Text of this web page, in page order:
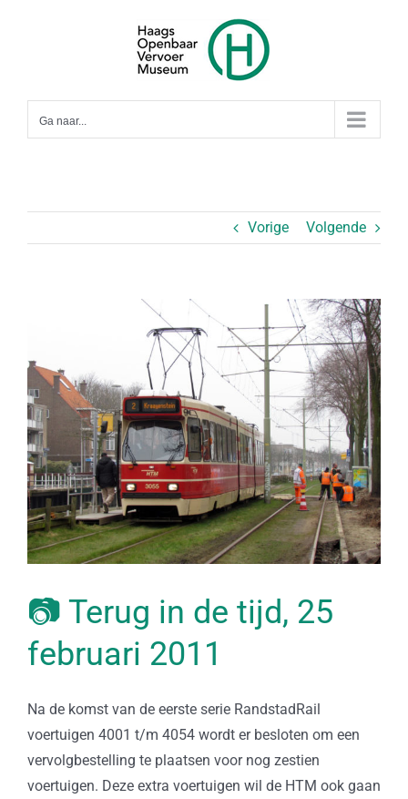
Ga naar...
Vorige Volgende
afbeelding
📷 Terug in de tijd, 25
februari 2011
Na de komst van de eerste serie RandstadRail
voertuigen 4001 t/m 4054 wordt er besloten om een
vervolgbestelling te plaatsen voor nog zestien
voertuigen. Deze extra voertuigen wil de HTM ook gaan